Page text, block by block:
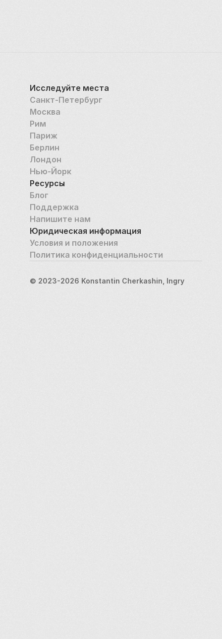
официальном паблике [ВКонтакте]
(https://vk.com/passagespb).
*\* Модные*
Исследуйте места
Санкт-Петербург
Москва
Рим
Париж
Берлин
Лондон
Нью-Йорк
Ресурсы
Блог
Поддержка
Напишите нам
Юридическая информация
Условия и положения
Политика конфиденциальности
© 2023-2026 Konstantin Cherkashin, Ingry